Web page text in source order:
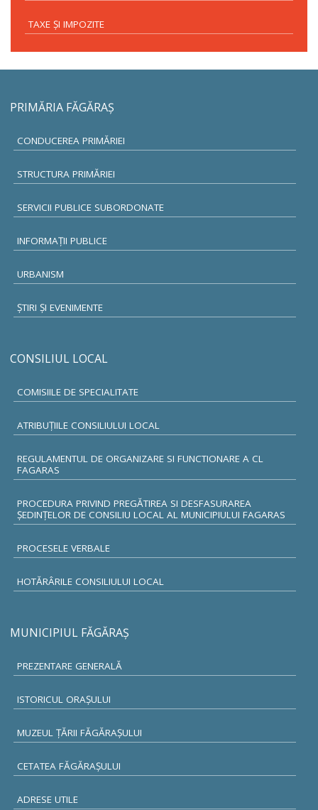
TAXE ŞI IMPOZITE
PRIMĂRIA FĂGĂRAŞ
CONDUCEREA PRIMĂRIEI
STRUCTURA PRIMĂRIEI
SERVICII PUBLICE SUBORDONATE
INFORMAŢII PUBLICE
URBANISM
ŞTIRI ŞI EVENIMENTE
CONSILIUL LOCAL
COMISIILE DE SPECIALITATE
ATRIBUŢIILE CONSILIULUI LOCAL
REGULAMENTUL DE ORGANIZARE SI FUNCTIONARE A CL
FAGARAS
PROCEDURA PRIVIND PREGĂTIREA SI DESFASURAREA
ȘEDINȚELOR DE CONSILIU LOCAL AL MUNICIPIULUI FAGARAS
PROCESELE VERBALE
HOTĂRÂRILE CONSILIULUI LOCAL
MUNICIPIUL FĂGĂRAŞ
PREZENTARE GENERALĂ
ISTORICUL ORAŞULUI
MUZEUL ŢĂRII FĂGĂRAŞULUI
CETATEA FĂGĂRAŞULUI
ADRESE UTILE